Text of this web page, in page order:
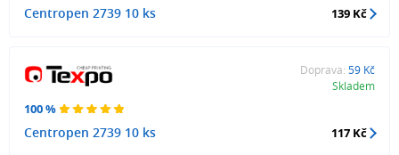
Centropen 2739 10 ks 139 Kč
100 %
Centropen 2739 10 ks
Doprava: 59 Kč
Skladem
117 Kč